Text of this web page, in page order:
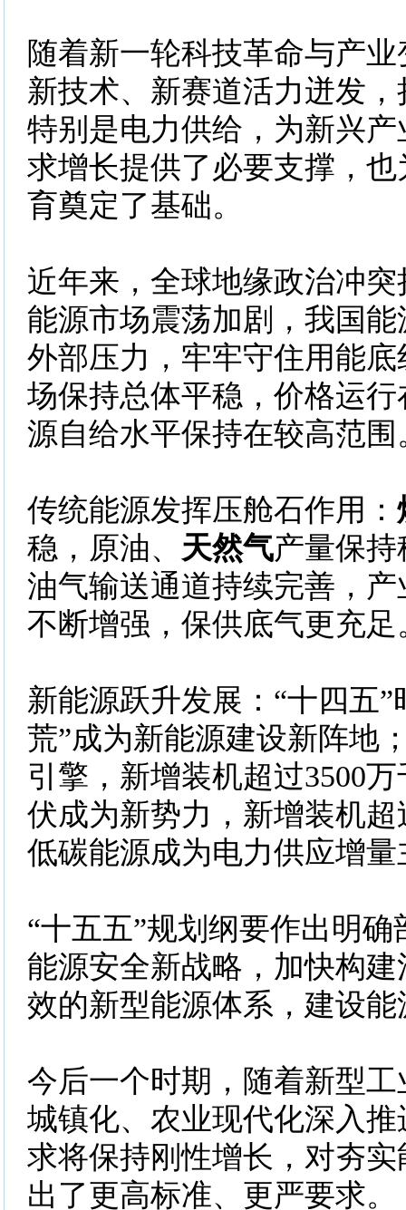
随着新一轮科技革命与产
新技术、新赛道活力迸发
特别是电力供给，为新兴
求增长提供了必要支撑，
育奠定了基础。
近年来，全球地缘政治冲
能源市场震荡加剧，我国
外部压力，牢牢守住用能
场保持总体平稳，价格运
源自给水平保持在较高范围
传统能源发挥压舱石作用：
稳，原油、 天然气产量保
油气输送通道持续完善，
不断增强，保供底气更充足
新能源跃升发展：“十四五”
荒”成为新能源建设新阵地
引擎，新增装机超过3500
伏成为新势力，新增装机
低碳能源成为电力供应增量
“十五五”规划纲要作出明
能源安全新战略，加快构
效的新型能源体系，建设能
今后一个时期，随着新型
城镇化、农业现代化深入
求将保持刚性增长，对夯
出了更高标准、更严要求。